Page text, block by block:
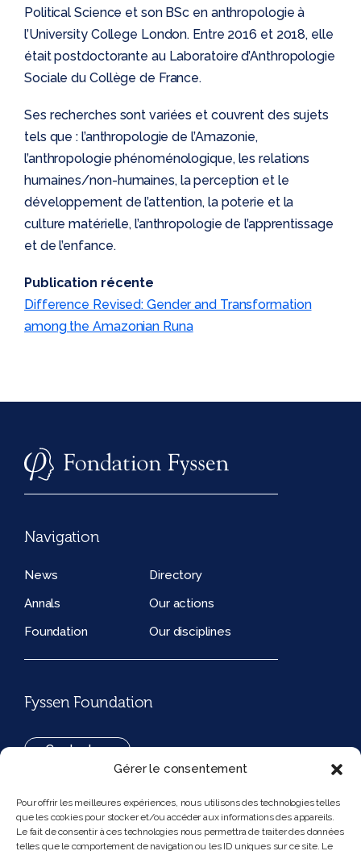
Gérer le consentement
Pour offrir les meilleures expériences, nous utilisons des technologies telles
que les cookies pour stocker et/ou accéder aux informations des appareils.
Le fait de consentir à ces technologies nous permettra de traiter des données
telles que le comportement de navigation ou les ID uniques sur ce site. Le
Political Science et son BSc en anthropologie à
l’University College London. Entre 2016 et 2018, elle
était postdoctorante au Laboratoire d’Anthropologie
Sociale du Collège de France.
Ses recherches sont variées et couvrent des sujets
tels que : l’anthropologie de l’Amazonie,
l’anthropologie phénoménologique, les relations
humaines/non-humaines, la perception et le
développement de l’attention, la poterie et la
culture matérielle, l’anthropologie de l’apprentissage
et de l’enfance.
Publication récente
Difference Revised: Gender and Transformation
among the Amazonian Runa
Navigation
News
Directory
Annals
Our actions
Foundation
Our disciplines
Fyssen Foundation
Contact us
194, rue de Rivoli 75001 Paris France